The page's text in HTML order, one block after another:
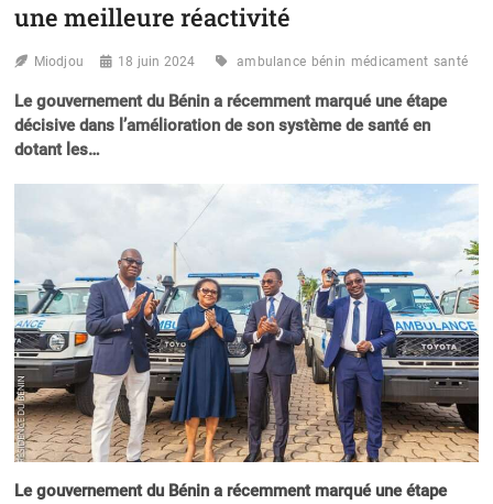
une meilleure réactivité
Miodjou 18 juin 2024 ambulance bénin médicament santé
Le gouvernement du Bénin a récemment marqué une étape
décisive dans l’amélioration de son système de santé en
dotant les…
Le gouvernement du Bénin a récemment marqué une étape